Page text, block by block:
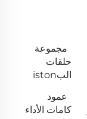
مجموعة
حلقات
البiston
عمود
كامات الأداء